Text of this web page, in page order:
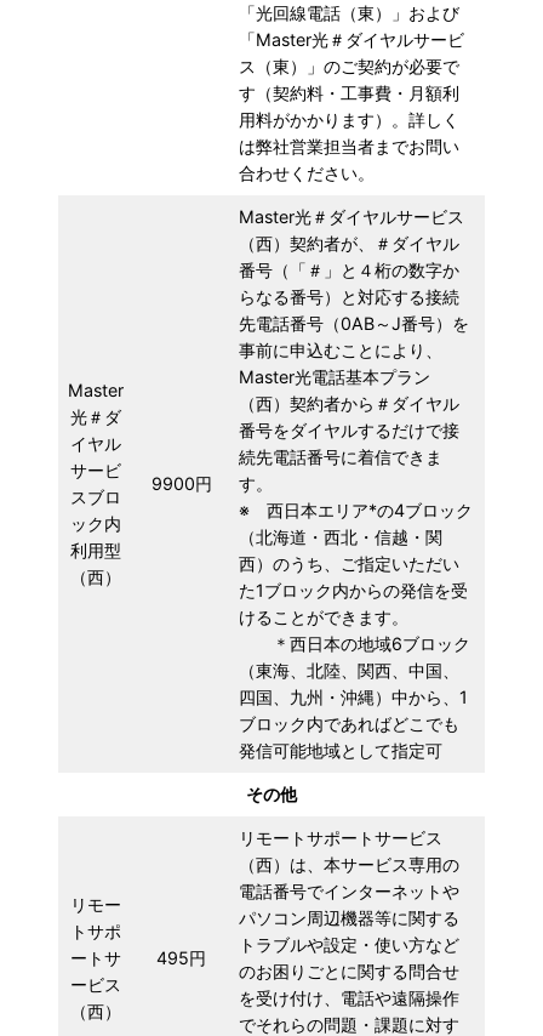
「光回線電話（東）」および
「Master光＃ダイヤルサービ
ス（東）」のご契約が必要で
す（契約料・工事費・月額利
用料がかかります）。詳しく
は弊社営業担当者までお問い
合わせください。
Master
光＃ダ
イヤル
サービ
スブロ
ック内
利用型
（西）
9900円
Master光＃ダイヤルサービス
（西）契約者が、＃ダイヤル
番号（「＃」と４桁の数字か
らなる番号）と対応する接続
先電話番号（0AB～J番号）を
事前に申込むことにより、
Master光電話基本プラン
（西）契約者から＃ダイヤル
番号をダイヤルするだけで接
続先電話番号に着信できま
す。
※ 西日本エリア*の4ブロック
（北海道・西北・信越・関
西）のうち、ご指定いただい
た1ブロック内からの発信を受
けることができます。
＊西日本の地域6ブロック
（東海、北陸、関西、中国、
四国、九州・沖縄）中から、1
ブロック内であればどこでも
発信可能地域として指定可
その他
リモー
トサポ
ートサ
ービス
（西）
495円
リモートサポートサービス
（西）は、本サービス専用の
電話番号でインターネットや
パソコン周辺機器等に関する
トラブルや設定・使い方など
のお困りごとに関する問合せ
を受け付け、電話や遠隔操作
でそれらの問題・課題に対す